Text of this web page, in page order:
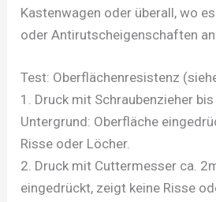
Kastenwagen oder überall, wo
oder Antirutscheigenschaften
Test: Oberflächenresistenz
1. Druck mit Schraubenzieher
Untergrund: Oberfläche
Risse oder Löcher.
2. Druck mit Cuttermesser ca.
eingedrückt, zeigt keine Risse